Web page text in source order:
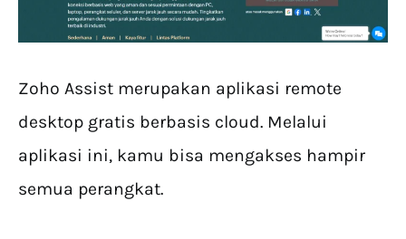
Zoho Assist merupakan aplikasi remote
desktop gratis berbasis cloud. Melalui
aplikasi ini, kamu bisa mengakses hampir
semua perangkat.